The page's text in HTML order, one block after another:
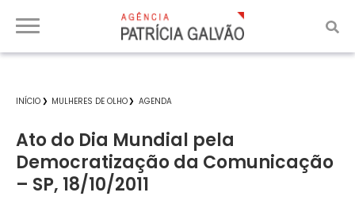
INÍCIO MULHERES DE OLHO AGENDA
Ato do Dia Mundial pela
Democratização da Comunicação
– SP, 18/10/2011